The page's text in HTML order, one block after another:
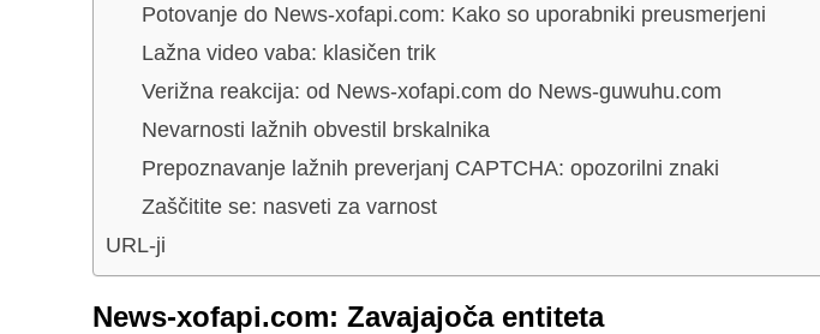
Potovanje do News-xofapi.com: Kako so uporabniki preusmerjeni
Lažna video vaba: klasičen trik
Verižna reakcija: od News-xofapi.com do News-guwuhu.com
Nevarnosti lažnih obvestil brskalnika
Prepoznavanje lažnih preverjanj CAPTCHA: opozorilni znaki
Zaščitite se: nasveti za varnost
URL-ji
News-xofapi.com: Zavajajoča entiteta